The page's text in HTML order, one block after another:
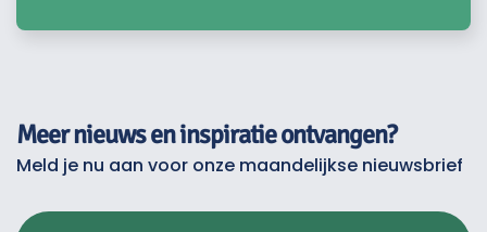
Meer nieuws en inspiratie ontvangen?
Meld je nu aan voor onze maandelijkse nieuwsbrief